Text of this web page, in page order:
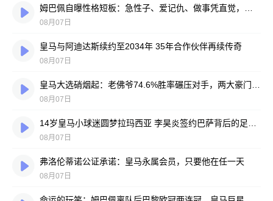
08月07日
皇马与阿迪达斯续约至2034年 35年合作伙伴再续传奇
08月07日
08月07日
08月07日
弗洛伦蒂诺公证承诺：皇马永属会员，只要他在任一天
08月07日